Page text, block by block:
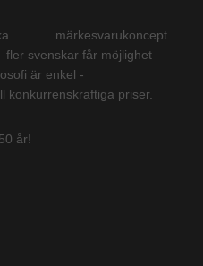
märkesvarukoncept
får möjlighet
är enkel -
priser.
år!